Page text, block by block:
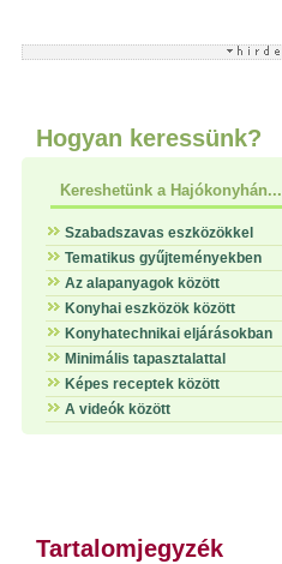
Hogyan keressünk?
Kereshetünk a Hajókonyhán...
Szabadszavas eszközökkel
Tematikus gyűjteményekben
Az alapanyagok között
Konyhai eszközök között
Konyhatechnikai eljárásokban
Minimális tapasztalattal
Képes receptek között
A videók között
Tartalomjegyzék